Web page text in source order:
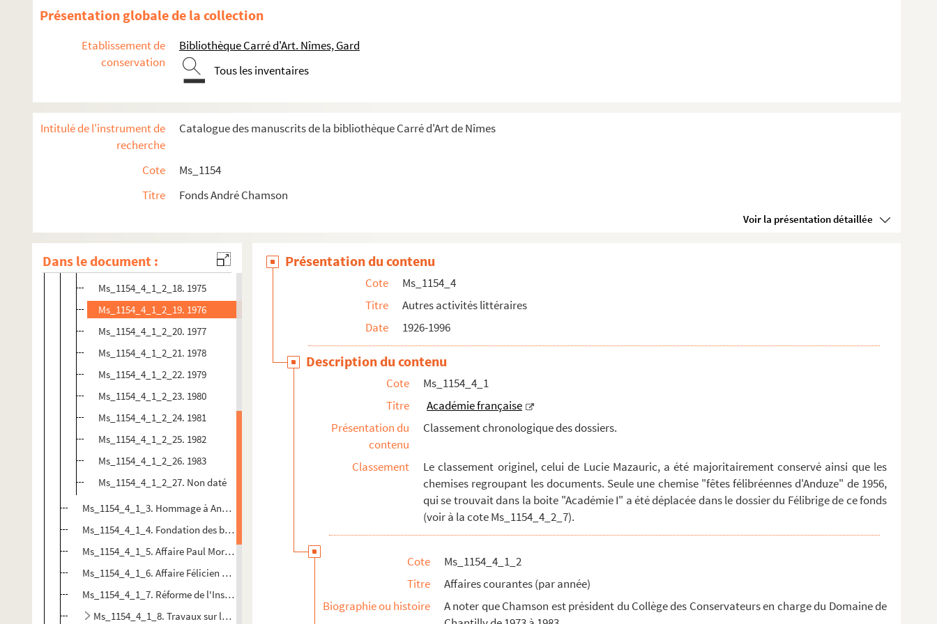
Présentation globale de la collection
Etablissement de
conservation
Bibliothèque Carré d'Art. Nîmes, Gard
Tous les inventaires
Intitulé de l'instrument de
recherche
Catalogue des manuscrits de la bibliothèque Carré d'Art de Nîmes
Cote
Ms_1154
Titre
Fonds André Chamson
Voir la présentation détaillée
Dans le document :
Ms_1154_4_1_2_5. 1961
Ms_1154_4_1_2_7. 1963
Ms_1154_4_1_2_8. 1964
Ms_1154_4_1_2_10. 1966
Ms_1154_4_1_2_11. 1967
Ms_1154_4_1_2_13. 1970
Ms_1154_4_1_2_14. 1971
Ms_1154_4_1_2_16. 1973
Ms_1154_4_1_2_17. 1974
Ms_1154_4_1_2_18. 1975
Ms_1154_4_1_2_19. 1976
Ms_1154_4_1_2_20. 1977
Ms_1154_4_1_2_21. 1978
Ms_1154_4_1_2_22. 1979
Ms_1154_4_1_2_23. 1980
Ms_1154_4_1_2_24. 1981
Ms_1154_4_1_2_25. 1982
Ms_1154_4_1_2_26. 1983
Ms_1154_4_1_2_27. Non daté
Ms_1154_4_1_3. Hommage à André Siegfried
Ms_1154_4_1_4. Fondation des bourses Zellidja
Ms_1154_4_1_5. Affaire Paul Morand (1958)
Ms_1154_4_1_6. Affaire Félicien Marceau (1975)
Ms_1154_4_1_7. Réforme de l'Institut
Ms_1154_4_1_8. Travaux sur la langue française
Présentation du contenu
Cote
Ms_1154_4
Titre
Autres activités littéraires
Date
1926-1996
Description du contenu
Cote
Ms_1154_4_1
Titre
Académie française
Présentation du
contenu
Classement chronologique des dossiers.
Classement
Le classement originel, celui de Lucie Mazauric, a été majoritairement conservé ainsi que les
chemises regroupant les documents. Seule une chemise "fêtes félibréennes d'Anduze" de 1956,
qui se trouvait dans la boite "Académie I" a été déplacée dans le dossier du Félibrige de ce fonds
(voir à la cote Ms_1154_4_2_7).
Cote
Ms_1154_4_1_2
Titre
Affaires courantes (par année)
Biographie ou histoire
A noter que Chamson est président du Collège des Conservateurs en charge du Domaine de